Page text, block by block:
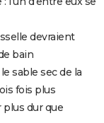
devraient
bain
sable sec de la
fois plus
plus dur que